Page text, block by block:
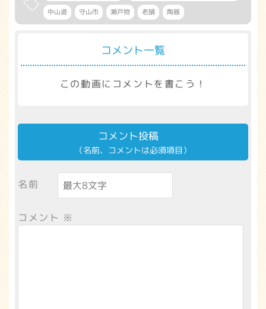
中山道
守山市 瀬戸物 老舗 陶器
コメント一覧
この動画にコメントを書こう！
コメント投稿
（名前、コメントは必須項目）
名前
コメント ※